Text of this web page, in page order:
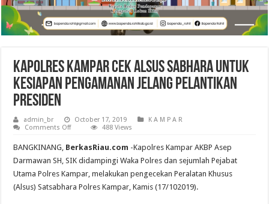
Kapolres Kampar Cek Alsus Sabhara untuk
Kesiapan Pengamanan Jelang Pelantikan
Presiden
admin_br October 17, 2019
K A M P A R
Comments Offon
Kampar
Cek
Alsus
Sabhara
untuk
Pengamanan
488 Views
BANGKINANG, BerkasRiau.com -Kapolres Kampar AKBP Asep
Darmawan SH, SIK didampingi Waka Polres dan sejumlah Pejabat
Utama Polres Kampar, melakukan pengecekan Peralatan Khusus
(Alsus) Satsabhara Polres Kampar, Kamis (17/102019).